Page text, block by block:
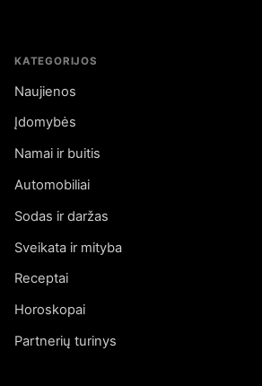
KATEGORIJOS
Naujienos
Įdomybės
Namai ir buitis
Automobiliai
Sodas ir daržas
Sveikata ir mityba
Receptai
Horoskopai
Partnerių turinys